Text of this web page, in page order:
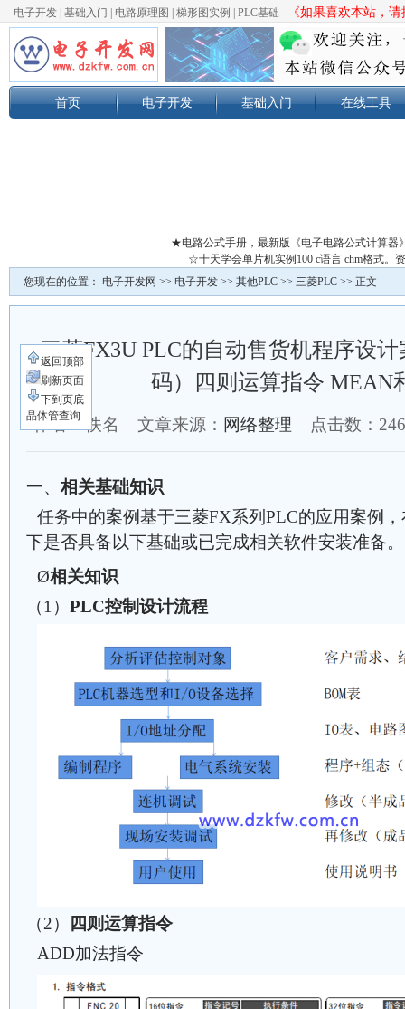
电子开发 基础入门 电路原理图 梯形图实例 PLC基础 《如果喜欢本站，
首页 电子开发 基础入门 在线工具
★电路公式手册，最新版《电子电路公式计算器
☆十天学会单片机实例100 c语言 chm格式。
您现在的位置： 电子开发网 >> 电子开发 >> 其他PLC >> 三菱PLC >> 正文
三菱FX3U PLC的自动售货机程序设
码）四则运算指令 MEAN
作者：佚名 文章来源： 网络整理 点击数：
一、 相关基础知识
任务中的案例基于三菱FX系列PLC的应用案例
下是否具备以下基础或已完成相关软件安装准备。
Ø相关知识
（1） PLC控制设计流程
（2）
四则运算指令
ADD加法指令
返回顶部
刷新页面
下到页底
晶体管查询